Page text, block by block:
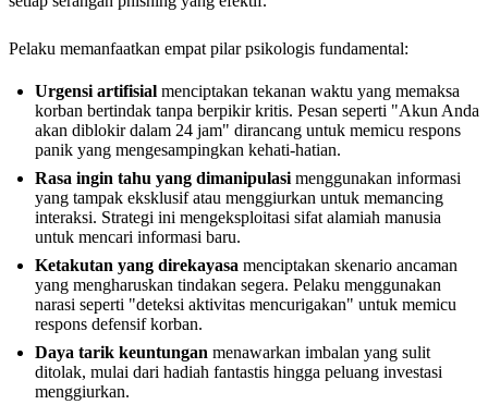
Pelaku memanfaatkan empat pilar psikologis fundamental:
Urgensi artifisial menciptakan tekanan waktu yang memaksa
korban bertindak tanpa berpikir kritis. Pesan seperti "Akun Anda
akan diblokir dalam 24 jam" dirancang untuk memicu respons
panik yang mengesampingkan kehati-hatian.
Rasa ingin tahu yang dimanipulasi menggunakan informasi
yang tampak eksklusif atau menggiurkan untuk memancing
interaksi. Strategi ini mengeksploitasi sifat alamiah manusia
untuk mencari informasi baru.
Ketakutan yang direkayasa menciptakan skenario ancaman
yang mengharuskan tindakan segera. Pelaku menggunakan
narasi seperti "deteksi aktivitas mencurigakan" untuk memicu
respons defensif korban.
Daya tarik keuntungan menawarkan imbalan yang sulit
ditolak, mulai dari hadiah fantastis hingga peluang investasi
menggiurkan.